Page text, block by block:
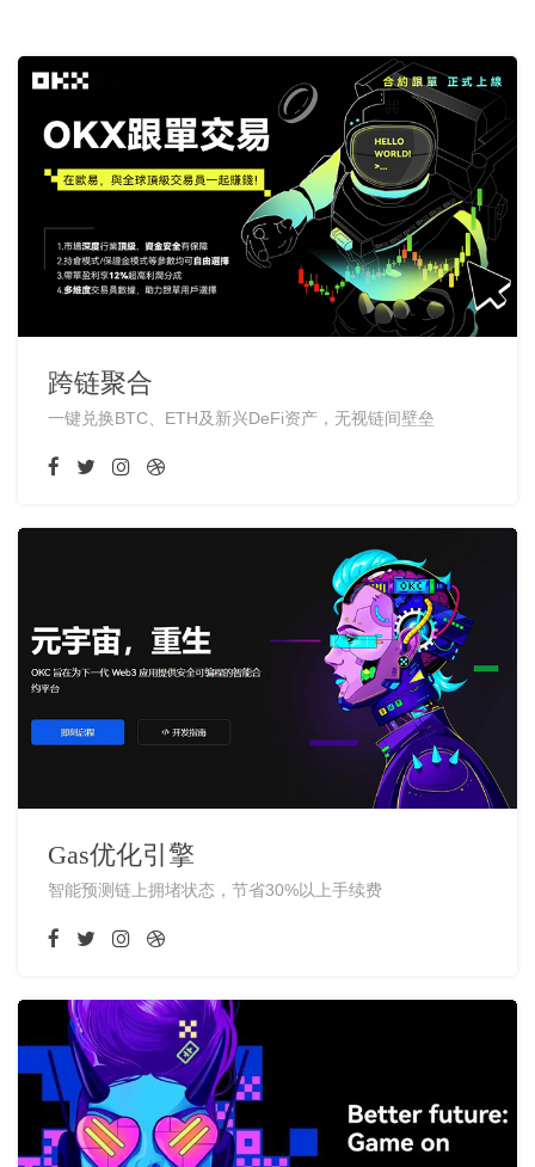
跨链聚合
一键兑换BTC、ETH及新兴DeFi资产，无视链间壁垒
Gas优化引擎
智能预测链上拥堵状态，节省30%以上手续费